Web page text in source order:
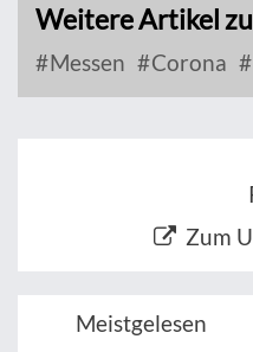
Weitere Artikel
Messen Corona
Zum
Meistgelesen